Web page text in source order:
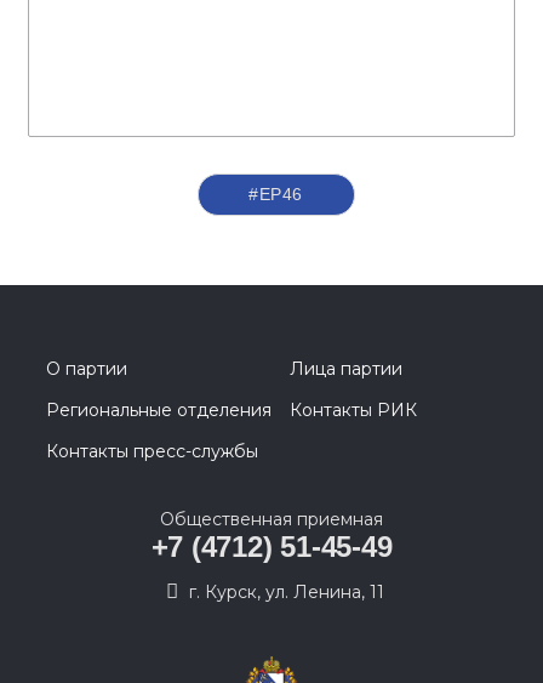
#ЕР46
О партии
Лица партии
Региональные отделения
Контакты РИК
Контакты пресс-службы
Общественная приемная
+7 (4712) 51-45-49
г. Курск, ул. Ленина, 11